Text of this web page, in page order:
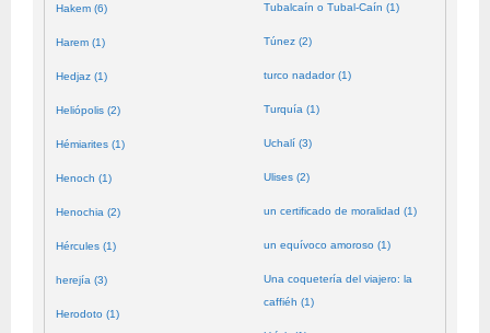
Hakem (6)
Harem (1)
Hedjaz (1)
Heliópolis (2)
Hémiarites (1)
Henoch (1)
Henochia (2)
Hércules (1)
herejía (3)
Herodoto (1)
Tubalcaín o Tubal-Caín (1)
Túnez (2)
turco nadador (1)
Turquía (1)
Uchalí (3)
Ulises (2)
un certificado de moralidad (1)
un equívoco amoroso (1)
Una coquetería del viajero: la
caffiéh (1)